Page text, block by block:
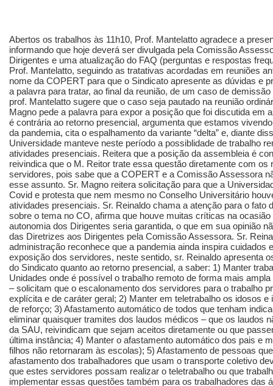
Abertos os trabalhos às 11h10, Prof. Mantelatto agradece a
informando que hoje deverá ser divulgada pela Comissão
Dirigentes e uma atualização do FAQ (perguntas e respostas
Prof. Mantelatto, seguindo as tratativas acordadas em reuniões
nome da COPERT para que o Sindicato apresente as dúvidas e
a palavra para tratar, ao final da reunião, de um caso de
prof. Mantelatto sugere que o caso seja pautado na reunião
Magno pede a palavra para expor a posição que foi discutida em
é contrária ao retorno presencial, argumenta que estamos
da pandemia, cita o espalhamento da variante “delta” e, diante
Universidade manteve neste período a possiblidade de trabalho
atividades presenciais. Reitera que a posição da assembleia é
reivindica que o M. Reitor trate essa questão diretamente com os
servidores, pois sabe que a COPERT e a Comissão Assessora
esse assunto. Sr. Magno reitera solicitação para que a
Covid e protesta que nem mesmo no Conselho Universitário
atividades presenciais. Sr. Reinaldo chama a atenção para o fato
sobre o tema no CO, afirma que houve muitas críticas na
autonomia dos Dirigentes seria garantida, o que em sua opinião
das Diretrizes aos Dirigentes pela Comissão Assessora. Sr.
administração reconhece que a pandemia ainda inspira cuidados
exposição dos servidores, neste sentido, sr. Reinaldo apresenta
do Sindicato quanto ao retorno presencial, a saber: 1) Manter
Unidades onde é possível o trabalho remoto de forma mais
– solicitam que o escalonamento dos servidores para o trabalho
explícita e de caráter geral; 2) Manter em teletrabalho os idosos
de reforço; 3) Afastamento automático de todos que tenham
eliminar quaisquer tramites dos laudos médicos – que os laudos
da SAU, reivindicam que sejam aceitos diretamente ou que
última instância; 4) Manter o afastamento automático dos pais e
filhos não retornaram às escolas); 5) Afastamento de pessoas
afastamento dos trabalhadores que usam o transporte coletivo
que estes servidores possam realizar o teletrabalho ou que
implementar essas questões também para os trabalhadores das